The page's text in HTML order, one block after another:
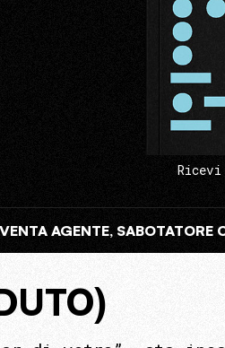
AGENTE, SABOTATORE